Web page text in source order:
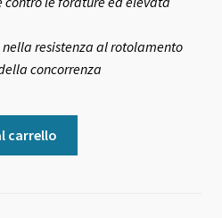
resistenza al rotolamento
concorrenza
carrello